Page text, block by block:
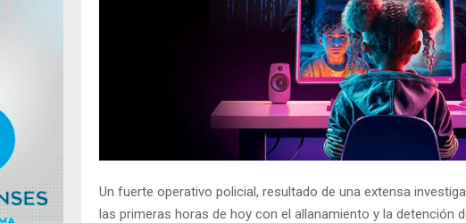
Un fuerte operativo policial, resultado de una extensa
las primeras horas de hoy con el allanamiento y la detención